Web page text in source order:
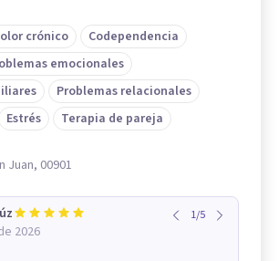
crónico
Codependencia
emocionales
Problemas relacionales
Estrés Terapia de pareja
Juan, 00901
2026
1/5